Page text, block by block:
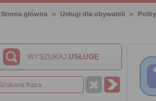
Strona główna Usługi dla obywateli
WYSZUKAJ USŁUGĘ